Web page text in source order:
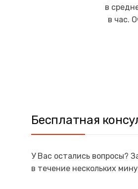
в
в час.
Бесплатная
У Вас остались вопросы?
в течение нескольких